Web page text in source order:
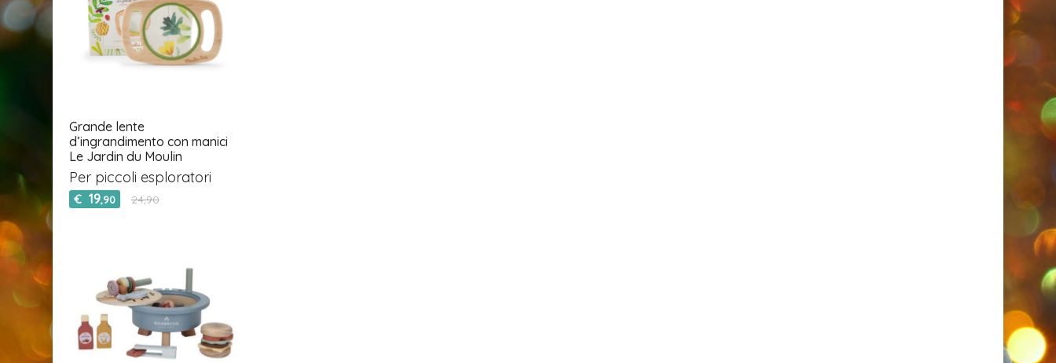
Grande lente
d’ingrandimento con manici
Le Jardin du Moulin
Per piccoli esploratori
€ 19,90 24,90